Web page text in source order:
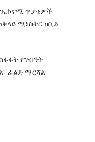
ጥያቄዎች
ሚኒስትር ዐቢይ
የግብዓት
ፊልድ ማርሻል